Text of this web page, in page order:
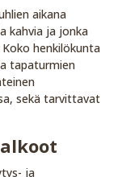
aikana
kahvia ja jonka
henkilökunta
tapaturmien
sekä tarvittavat
ja